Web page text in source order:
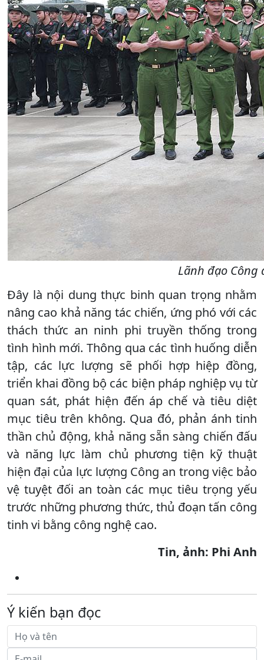
Lãnh đạo
Đây là nội dung thực binh quan trọng nhằm
nâng cao khả năng tác chiến, ứng phó với các
thách thức an ninh phi truyền thống trong
tình hình mới. Thông qua các tình huống diễn
tập, các lực lượng sẽ phối hợp hiệp đồng,
triển khai đồng bộ các biện pháp nghiệp vụ từ
quan sát, phát hiện đến áp chế và tiêu diệt
mục tiêu trên không. Qua đó, phản ánh tinh
thần chủ động, khả năng sẵn sàng chiến đấu
và năng lực làm chủ phương tiện kỹ thuật
hiện đại của lực lượng Công an trong việc bảo
vệ tuyệt đối an toàn các mục tiêu trọng yếu
trước những phương thức, thủ đoạn tấn công
tinh vi bằng công nghệ cao.
Tin, ảnh: Phi Anh
Ý kiến bạn đọc